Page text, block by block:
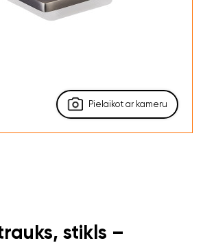
Pielaikot ar kameru
stikls –